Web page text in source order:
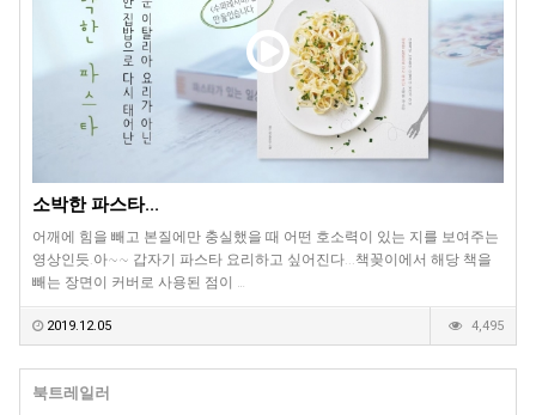
소박한 파스타...
어깨에 힘을 빼고 본질에만 충실했을 때 어떤 호소력이 있는 지를 보여주는
영상인듯.아~~ 갑자기 파스타 요리하고 싶어진다...책꽂이에서 해당 책을
빼는 장면이 커버로 사용된 점이 …
2019.12.05 4,495
북트레일러